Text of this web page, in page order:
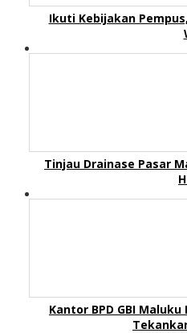
Ikuti Kebijakan
Tinjau Drainase Pasar
Kantor BPD GBI